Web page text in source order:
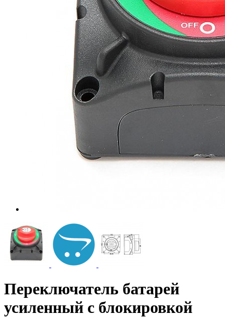
Переключатель батарей
усиленный с блокировкой